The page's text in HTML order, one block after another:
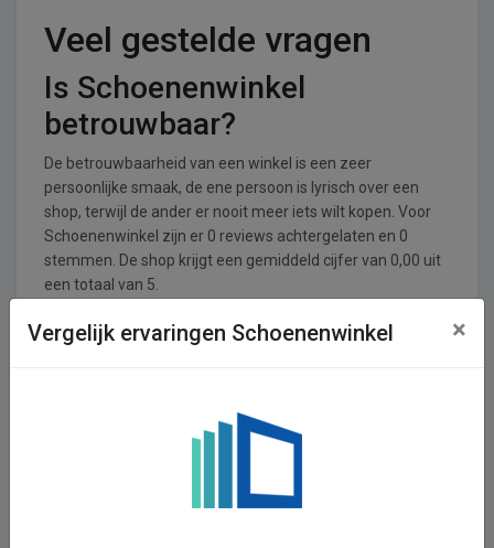
Veel gestelde vragen
Is Schoenenwinkel
betrouwbaar?
De betrouwbaarheid van een winkel is een zeer
persoonlijke smaak, de ene persoon is lyrisch over een
shop, terwijl de ander er nooit meer iets wilt kopen. Voor
Schoenenwinkel zijn er 0 reviews achtergelaten en 0
stemmen. De shop krijgt een gemiddeld cijfer van 0,00 uit
een totaal van 5.
In welke branches is
operationeel
Vergelijk ervaringen Schoenenwinkel ×